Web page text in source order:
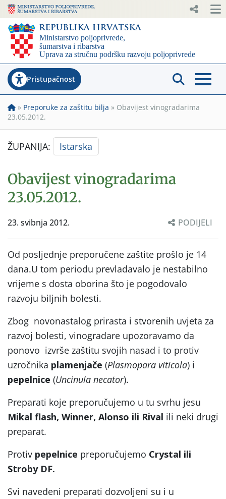
Pristupačnost
» Preporuke za zaštitu bilja » Obavijest vinogradarima
23.05.2012.
ŽUPANIJA: Istarska
Obavijest vinogradarima
23.05.2012.
23. svibnja 2012. PODIJELI
Od posljednje preporučene zaštite prošlo je 14
dana.U tom periodu prevladavalo je nestabilno
vrijeme s dosta oborina što je pogodovalo
razvoju biljnih bolesti.
Zbog novonastalog prirasta i stvorenih uvjeta za
razvoj bolesti, vinogradare upozoravamo da
ponovo izvrše zaštitu svojih nasad i to protiv
uzročnika plamenjače (Plasmopara viticola) i
pepelnice (Uncinula necator).
Preparati koje preporučujemo u tu svrhu jesu
Mikal flash, Winner, Alonso ili Rival ili neki drugi
preparat.
Protiv pepelnice preporučujemo Crystal ili
Stroby DF.
Svi navedeni preparati dozvoljeni su i u